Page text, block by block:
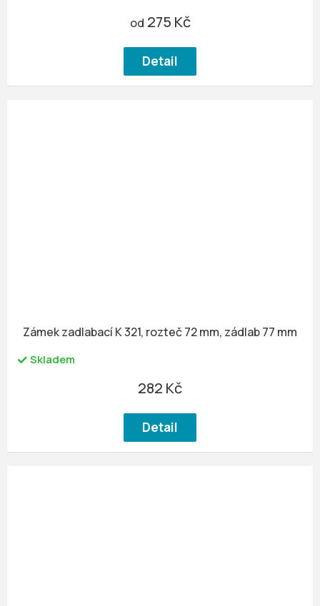
od 275 Kč
Detail
Zámek zadlabací K 321, rozteč 72 mm, zádlab 77 mm
Skladem
282 Kč
Detail